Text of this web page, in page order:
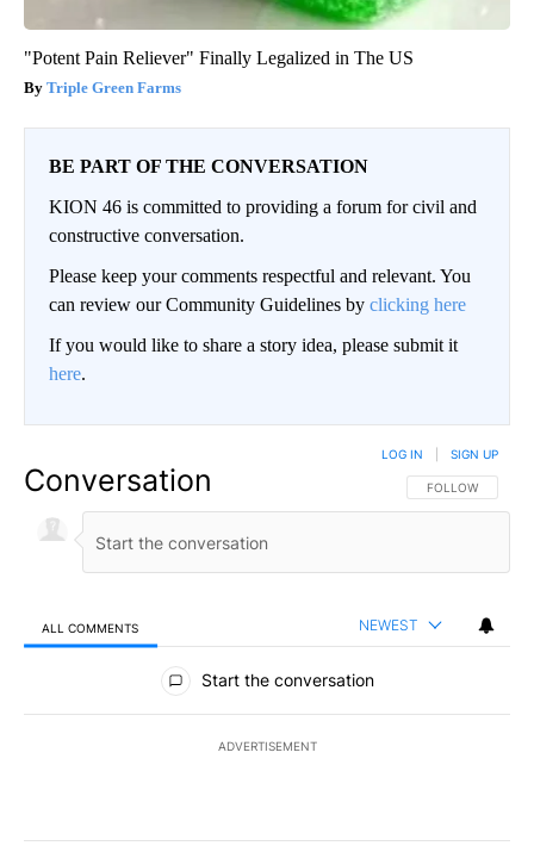
"Potent Pain Reliever" Finally Legalized in The US
Triple Green Farms
BE PART OF THE CONVERSATION
KION 46 is committed to providing a forum for civil and
constructive conversation.
Please keep your comments respectful and relevant. You
can review our Community Guidelines by clicking here
If you would like to share a story idea, please submit it
here.
Conversation FOLLOW THIS
FOLLOW
LOG IN SIGN UP
ALL COMMENTS NEWEST
All Comments
Start the conversation
ADVERTISEMENT